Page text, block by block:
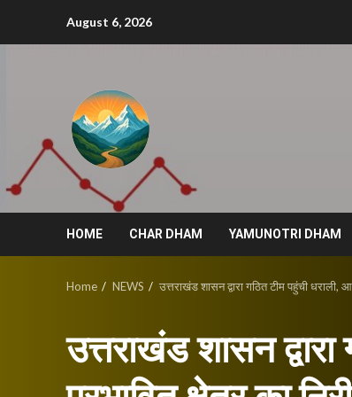
August 6, 2026
HOME CHAR DHAM YAMUNOTRI DHAM
Home NEWS उत्तराखंड शासन द्वारा गठित टीम पहुंची धराली,
उत्तराखंड शासन